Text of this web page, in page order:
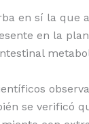
en sí la que
en la
se verificó